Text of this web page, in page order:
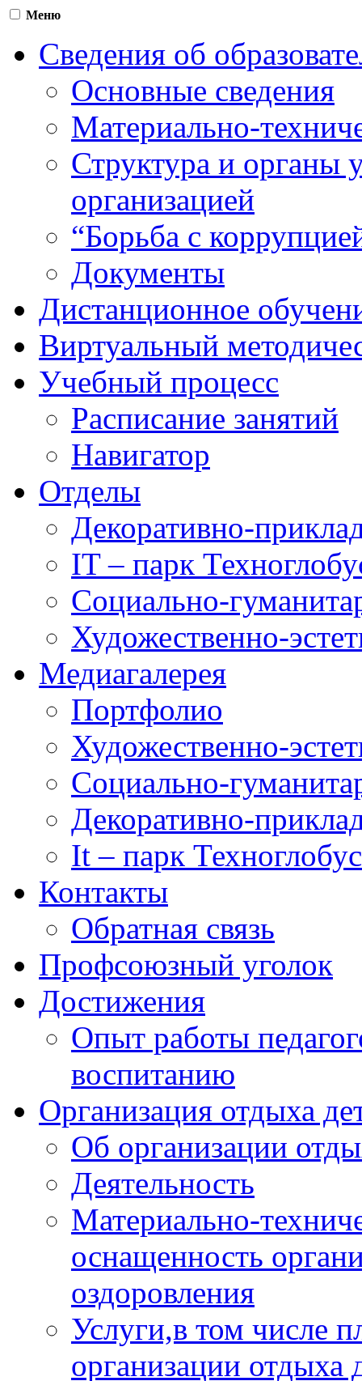
Меню
Сведения об
Основные сведения
Материально-
Структура и органы
организацией
“Борьба с
Документы
Дистанционное
Виртуальный
Учебный процесс
Расписание занятий
Навигатор
Отделы
Декоративно-
IT – парк
Социально-
Художественно-
Медиагалерея
Портфолио
Художественно-
Социально-
Декоративно-
It – парк Техноглобус
Контакты
Обратная связь
Профсоюзный уголок
Достижения
Опыт работы
воспитанию
Организация отдыха
Об организации
Деятельность
Материально-
оснащенность
оздоровления
Услуги,в том числе
организации отдыха